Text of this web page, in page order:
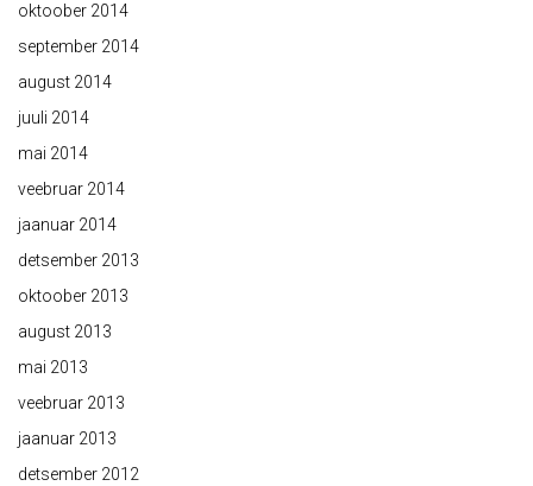
oktoober 2014
september 2014
august 2014
juuli 2014
mai 2014
veebruar 2014
jaanuar 2014
detsember 2013
oktoober 2013
august 2013
mai 2013
veebruar 2013
jaanuar 2013
detsember 2012